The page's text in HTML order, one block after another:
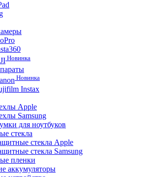
Новинка
Новинка
Instax
Apple
Samsung
для ноутбуков
стекла
стекла Apple
стекла Samsung
пленки
аккумуляторы